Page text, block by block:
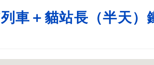
車＋貓站長（半天）